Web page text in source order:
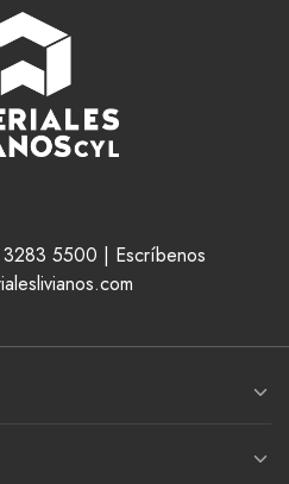
3283 5500 | Escríbenos